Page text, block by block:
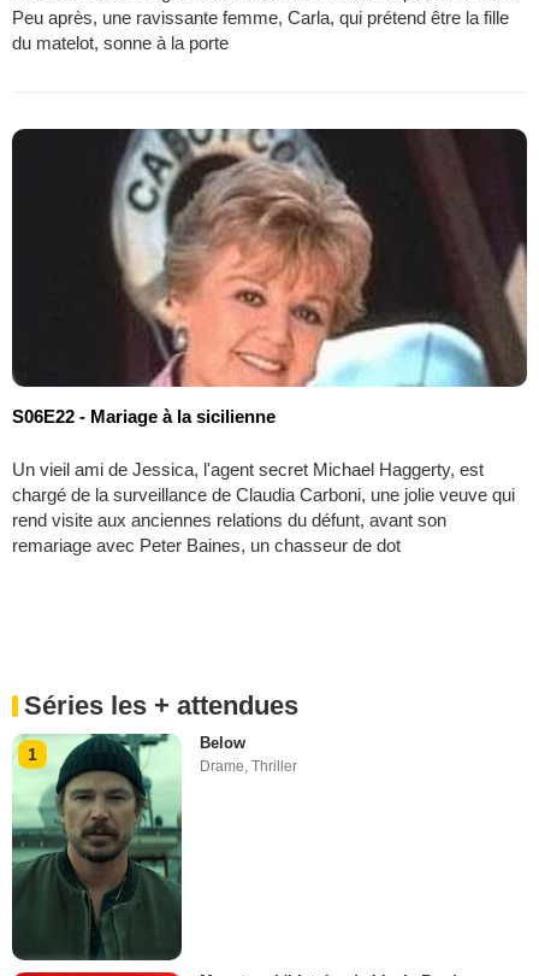
Peu après, une ravissante femme, Carla, qui prétend être la fille
du matelot, sonne à la porte
S06E22 - Mariage à la sicilienne
Un vieil ami de Jessica, l'agent secret Michael Haggerty, est
chargé de la surveillance de Claudia Carboni, une jolie veuve qui
rend visite aux anciennes relations du défunt, avant son
remariage avec Peter Baines, un chasseur de dot
Séries les + attendues
1
Below
Drame ,Thriller